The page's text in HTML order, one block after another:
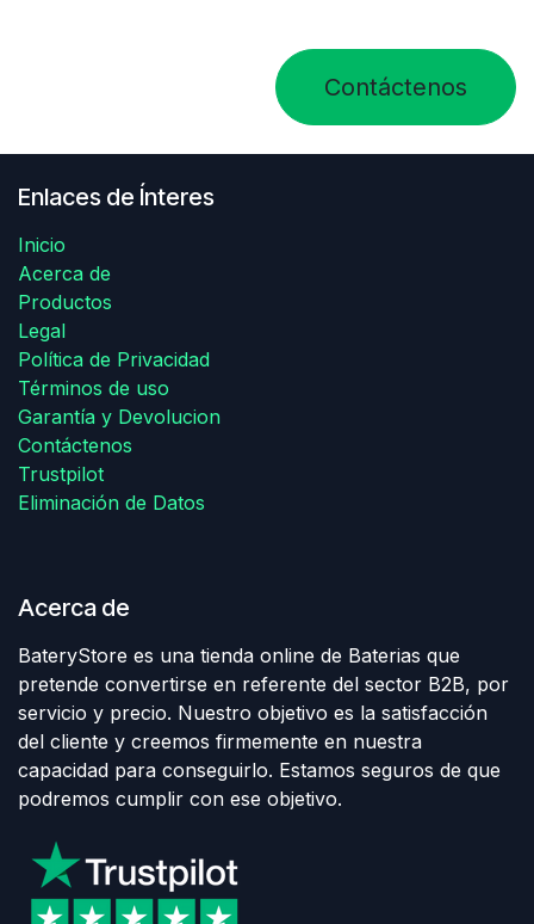
Contáctenos
Enlaces de Ínteres
Inicio
Acerca de
Productos
Legal
Política de Privacidad
Términos de uso
Garantía y Devolucion
Contáctenos
Trustpilot
Eliminación de Datos
Acerca de
BateryStore es una tienda online de Baterias que
pretende convertirse en referente del sector B2B, por
servicio y precio. Nuestro objetivo es la satisfacción
del cliente y creemos firmemente en nuestra
capacidad para conseguirlo. Estamos seguros de que
podremos cumplir con ese objetivo.